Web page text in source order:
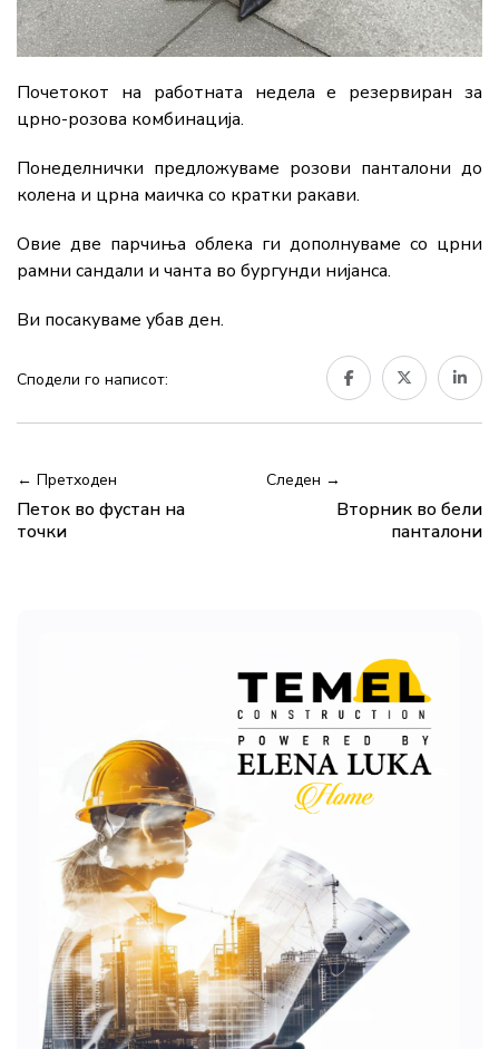
Почетокот на работната недела е резервиран за
црно-розова комбинација.
Понеделнички предложуваме розови панталони до
колена и црна маичка со кратки ракави.
Овие две парчиња облека ги дополнуваме со црни
рамни сандали и чанта во бургунди нијанса.
Ви посакуваме убав ден.
Сподели го написот:
← Претходен
Петок во фустан на
точки
Следен →
Вторник во бели
панталони